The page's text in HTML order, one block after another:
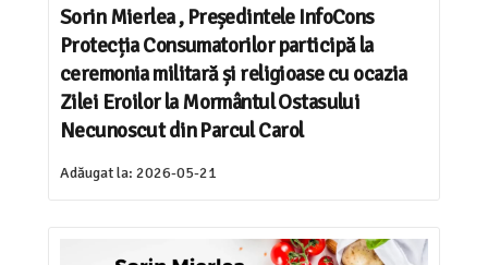
Sorin Mierlea , Președintele InfoCons
Protecția Consumatorilor participă la
ceremonia militară și religioase cu ocazia
Zilei Eroilor la Mormântul Ostasului
Necunoscut din Parcul Carol
Adăugat la: 2026-05-21